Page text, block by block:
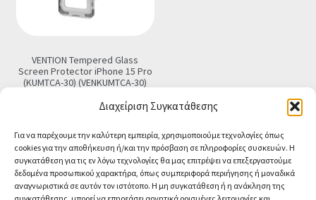
Διαχείριση Συγκατάθεσης
Για να παρέχουμε την καλύτερη εμπειρία, χρησιμοποιούμε τεχνολογίες όπως
cookies για την αποθήκευση ή/και την πρόσβαση σε πληροφορίες συσκευών. Η
συγκατάθεση για τις εν λόγω τεχνολογίες θα μας επιτρέψει να επεξεργαστούμε
δεδομένα προσωπικού χαρακτήρα, όπως συμπεριφορά περιήγησης ή μοναδικά
αναγνωριστικά σε αυτόν τον ιστότοπο. Η μη συγκατάθεση ή η ανάκληση της
VENTION Tempered Glass
Screen Protector iPhone 15 Pro
(KUMTCA-30) (VENKUMTCA-30)
Προσθήκη στο καλάθι